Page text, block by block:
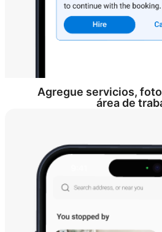
Agregue servicios,
área de